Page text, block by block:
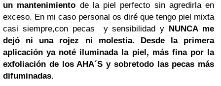
un mantenimiento de la piel perfecto sin agredirla en
exceso. En mi caso personal os diré que tengo piel mixta
casi siempre,con pecas y sensibilidad y
NUNCA me
dejó ni una rojez ni molestia. Desde la primera
aplicación ya noté iluminada la piel, más fina por la
exfoliación de losAHA´S y sobretodo las pecas más
difuminadas.